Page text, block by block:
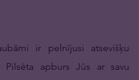
ir pelnījusi atsevišķu
Pilsēta apburs Jūs ar savu